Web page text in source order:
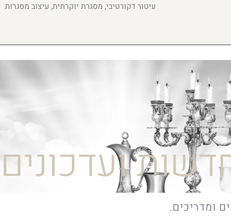
עיטור דקורטיבי, מסגרת יוקרתית, עיצוב מסגרות
ועדכונים